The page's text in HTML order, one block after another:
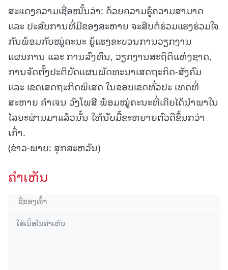
ສະແດງຄວາມເຊື່ອໝັ້ນວ່າ: ດ້ວຍຄວາມຮູ້ຄວາມສາມາດ
ແລະ ປະສົບການທີ່ມີຂອງສະຫາຍ ຈະສືບຕໍ່ຮ່ວມແຮງຮ່ວມໃຈ
ກັນພ້ອມກັບໝູ່ຄະນະ ຍູ້ແຮງຂະບວນການວຽກງານ
ແຜນການ ແລະ ການລົງທຶນ, ວຽກງານສະຖິຕິແຫ່ງຊາດ,
ການຈັດຕັ້ງປະຕິບັດແຜນພັດທະນາເສດຖະກິດ-ສັງຄົມ
ແລະ ເຂດເສດຖະກິດພິເສດ ໃນຂອບເຂດທົ່ວປະ ເທດທີ່
ສະຫາຍ ຄຳເຈນ ວົງໂພສີ ພ້ອມໝູ່ຄະນະທີ່ເຄີຍໄດ້ນໍາພາໃນ
ໄລຍະຜ່ານມາແລ້ວນັ້ນ ໃຫ້ນັບມື້ຂະຫຍາຍຕົວດີຂຶ້ນກວ່າ
ເກົ່າ.
(ຂ່າວ-ພາບ: ສຸກສະຫວັນ)
ຄໍາເຫັນ